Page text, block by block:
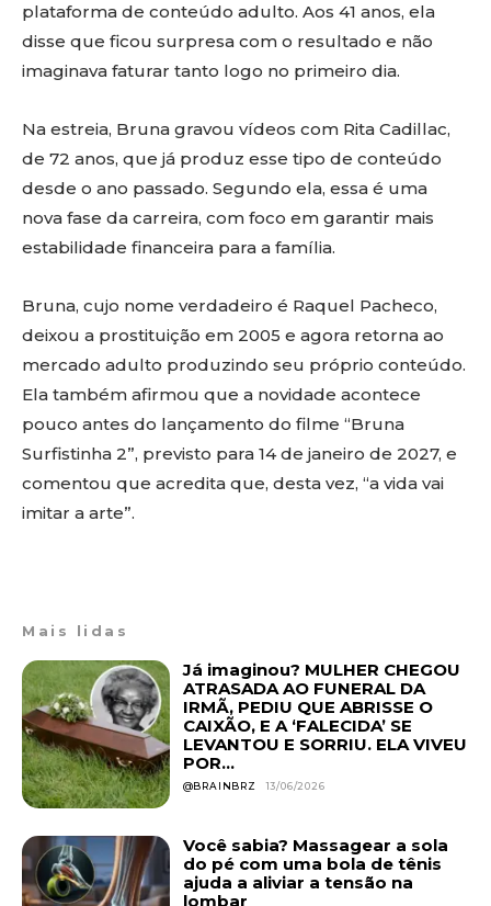
plataforma de conteúdo adulto. Aos 41 anos, ela
disse que ficou surpresa com o resultado e não
imaginava faturar tanto logo no primeiro dia.
Na estreia, Bruna gravou vídeos com Rita Cadillac,
de 72 anos, que já produz esse tipo de conteúdo
desde o ano passado. Segundo ela, essa é uma
nova fase da carreira, com foco em garantir mais
estabilidade financeira para a família.
Bruna, cujo nome verdadeiro é Raquel Pacheco,
deixou a prostituição em 2005 e agora retorna ao
mercado adulto produzindo seu próprio conteúdo.
Ela também afirmou que a novidade acontece
pouco antes do lançamento do filme “Bruna
Surfistinha 2”, previsto para 14 de janeiro de 2027, e
comentou que acredita que, desta vez, “a vida vai
imitar a arte”.
Mais lidas
Já imaginou? MULHER CHEGOU
ATRASADA AO FUNERAL DA
IRMÃ, PEDIU QUE ABRISSE O
CAIXÃO, E A ‘FALECIDA’ SE
LEVANTOU E SORRIU. ELA VIVEU
POR...
@BRAINBRZ 13/06/2026
Você sabia? Massagear a sola
do pé com uma bola de tênis
ajuda a aliviar a tensão na
lombar